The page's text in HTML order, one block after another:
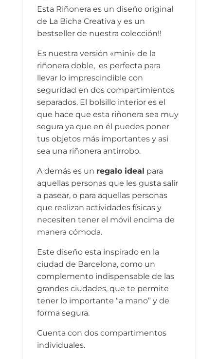
Esta Riñonera es un diseño original
de La Bicha Creativa y es un
bestseller de nuestra colección!!
Es nuestra versión «mini» de la
riñonera doble, es perfecta para
llevar lo imprescindible con
seguridad en dos compartimientos
separados. El bolsillo interior es el
que hace que esta riñonera sea muy
segura ya que en él puedes poner
tus objetos más importantes y asi
sea una riñonera antirrobo.
A demás es un regalo ideal para
aquellas personas que les gusta salir
a pasear, o para aquellas personas
que realizan actividades físicas y
necesiten tener el móvil encima de
manera cómoda.
Este diseño esta inspirado en la
ciudad de Barcelona, como un
complemento indispensable de las
grandes ciudades, que te permite
tener lo importante “a mano” y de
forma segura.
Cuenta con dos compartimentos
individuales.